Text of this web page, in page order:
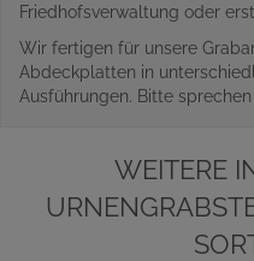
Friedhofsverwaltung oder
Wir fertigen für unsere
Abdeckplatten in
Ausführungen. Bitte sprechen
WEITERE